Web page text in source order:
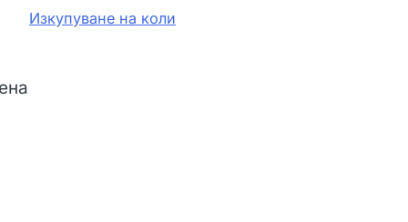
Изкупуване на коли